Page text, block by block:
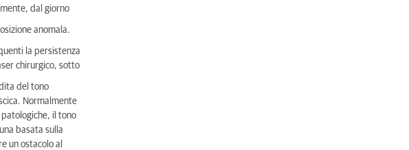
dal giorno
anomala.
la persistenza
chirurgico, sotto
del tono
Normalmente
il tono
basata sulla
un ostacolo al